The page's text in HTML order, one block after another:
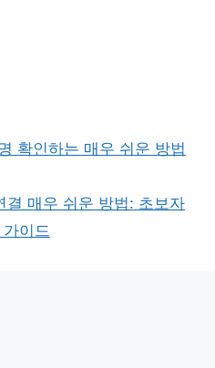
확인하는 매우 쉬운 방법
결 매우 쉬운 방법: 초보자
이드